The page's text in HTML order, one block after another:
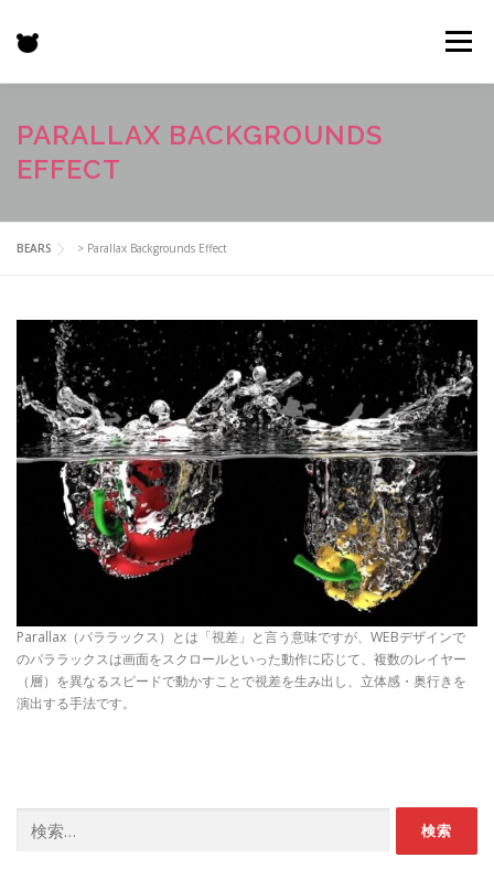
メニュー
HOME 特徴 BEARS GALLERY
PARALLAX BACKGROUNDS
EFFECT
BEARS > Parallax Backgrounds Effect
Parallax（パララックス）とは「視差」と言う意味ですが、WEBデザインで
のパララックスは画面をスクロールといった動作に応じて、複数のレイヤー
（層）を異なるスピードで動かすことで視差を生み出し、立体感・奥行きを
演出する手法です。
索: